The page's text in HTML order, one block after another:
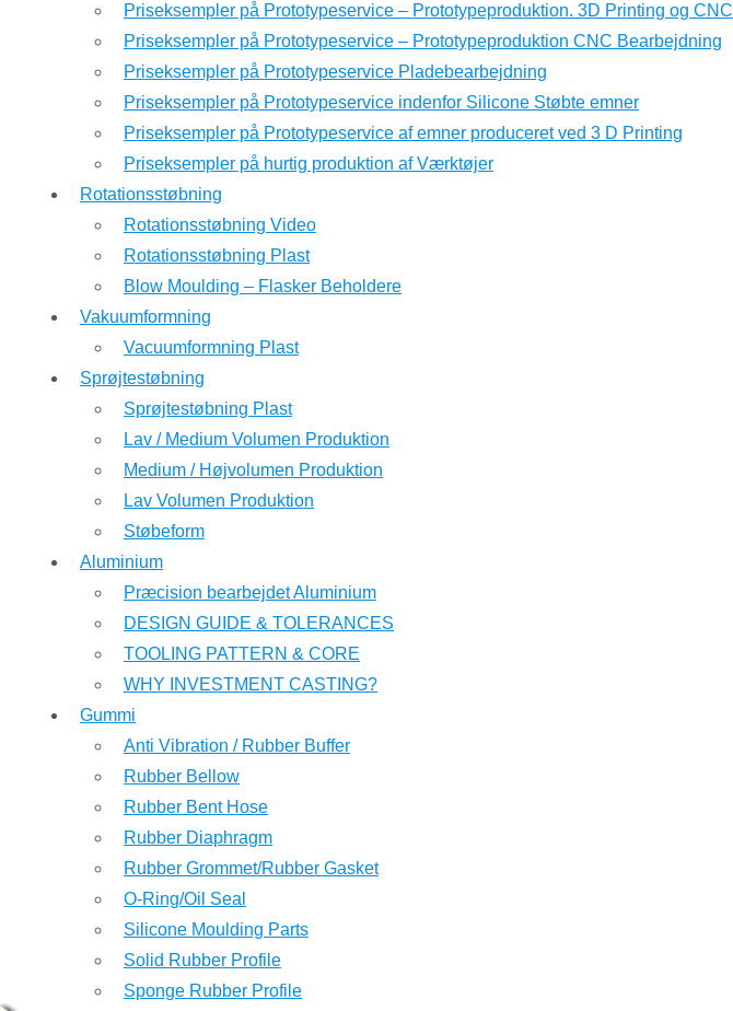
Priseksempler på Prototypeservice – Prototypeproduktion. 3D Printing og CNC
Priseksempler på Prototypeservice – Prototypeproduktion CNC Bearbejdning
Priseksempler på Prototypeservice Pladebearbejdning
Priseksempler på Prototypeservice indenfor Silicone Støbte emner
Priseksempler på Prototypeservice af emner produceret ved 3 D Printing
Priseksempler på hurtig produktion af Værktøjer
Rotationsstøbning
Rotationsstøbning Video
Rotationsstøbning Plast
Blow Moulding – Flasker Beholdere
Vakuumformning
Vacuumformning Plast
Sprøjtestøbning
Sprøjtestøbning Plast
Lav / Medium Volumen Produktion
Medium / Højvolumen Produktion
Lav Volumen Produktion
Støbeform
Aluminium
Præcision bearbejdet Aluminium
DESIGN GUIDE & TOLERANCES
TOOLING PATTERN & CORE
WHY INVESTMENT CASTING?
Gummi
Anti Vibration / Rubber Buffer
Rubber Bellow
Rubber Bent Hose
Rubber Diaphragm
Rubber Grommet/Rubber Gasket
O-Ring/Oil Seal
Silicone Moulding Parts
Solid Rubber Profile
Sponge Rubber Profile